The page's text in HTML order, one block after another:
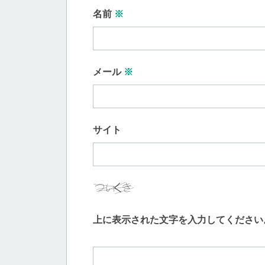
名前 ※
メール ※
サイト
上に表示された文字を入力してくださ